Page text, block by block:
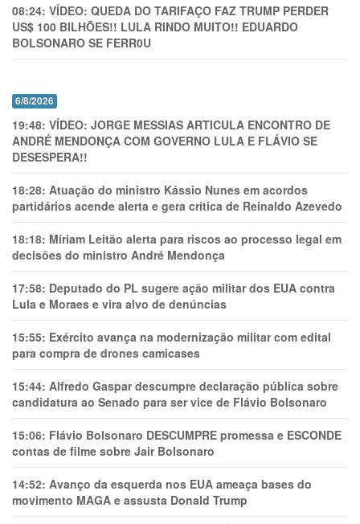
08:24: VÍDEO: QUEDA DO TARIFAÇO FAZ TRUMP PERDER
US$ 100 BILHÕES!! LULA RINDO MUITO!! EDUARDO
BOLSONARO SE FERR0U
6/8/2026
19:48: VÍDEO: JORGE MESSIAS ARTICULA ENCONTRO DE
ANDRÉ MENDONÇA COM GOVERNO LULA E FLÁVIO SE
DESESPERA!!
18:28: Atuação do ministro Kássio Nunes em acordos
partidários acende alerta e gera crítica de Reinaldo Azevedo
18:18: Míriam Leitão alerta para riscos ao processo legal em
decisões do ministro André Mendonça
17:58: Deputado do PL sugere ação militar dos EUA contra
Lula e Moraes e vira alvo de denúncias
15:55: Exército avança na modernização militar com edital
para compra de drones camicases
15:44: Alfredo Gaspar descumpre declaração pública sobre
candidatura ao Senado para ser vice de Flávio Bolsonaro
15:06: Flávio Bolsonaro DESCUMPRE promessa e ESCONDE
contas de filme sobre Jair Bolsonaro
14:52: Avanço da esquerda nos EUA ameaça bases do
movimento MAGA e assusta Donald Trump